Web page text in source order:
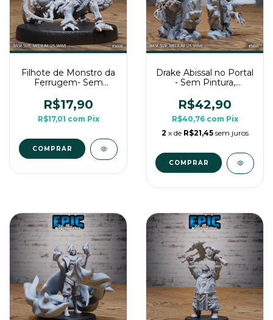
Filhote de Monstro da
Ferrugem- Sem
Média Para RPG de
Mesa
R$17,90
R$17,01 com Pix
COMPRAR
Drake Abissal no Portal
- Sem Pintura,
Para RPG de Mesa
R$42,90
R$40,76 com Pix
2 x de R$21,45 sem juros
COMPRAR